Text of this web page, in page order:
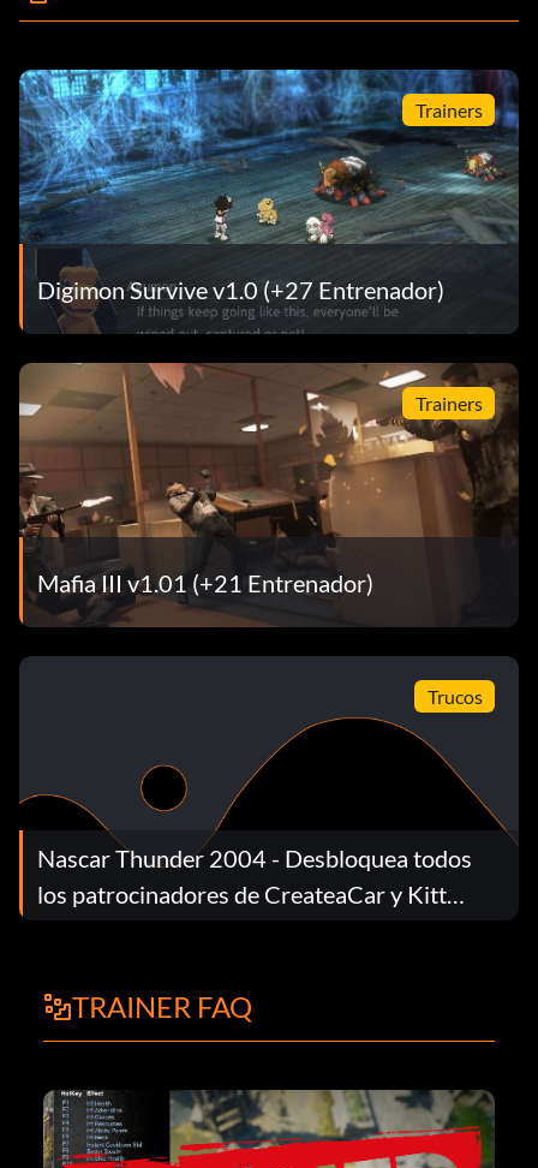
Trainers
Digimon Survive v1.0 (+27 Entrenador)
Trainers
Mafia III v1.01 (+21 Entrenador)
Trucos
Nascar Thunder 2004 - Desbloquea todos
los patrocinadores de CreateaCar y Kitt
TRAINER FAQ